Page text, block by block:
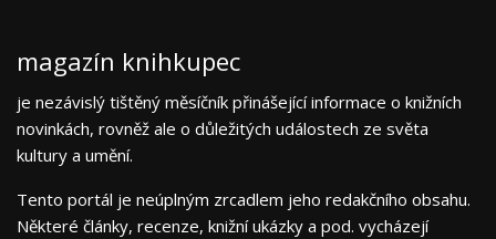
magazín knihkupec
je nezávislý tištěný měsíčník přinášející informace o knižních
novinkách, rovněž ale o důležitých událostech ze světa
kultury a umění.
Tento portál je neúplným zrcadlem jeho redakčního obsahu.
Některé články, recenze, knižní ukázky a pod. vycházejí